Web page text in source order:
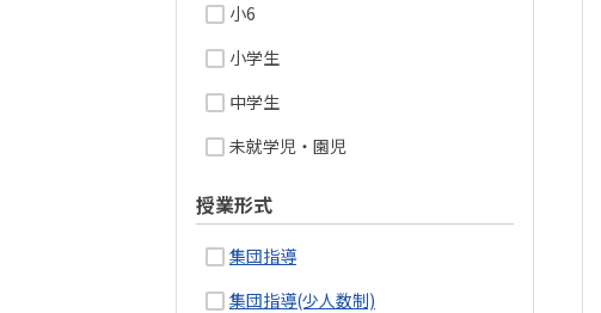
小6
小学生
中学生
未就学児・園児
授業形式
集団指導
集団指導(少人数制)